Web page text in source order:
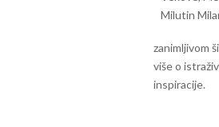
zanimljivom
više o
inspiracije.